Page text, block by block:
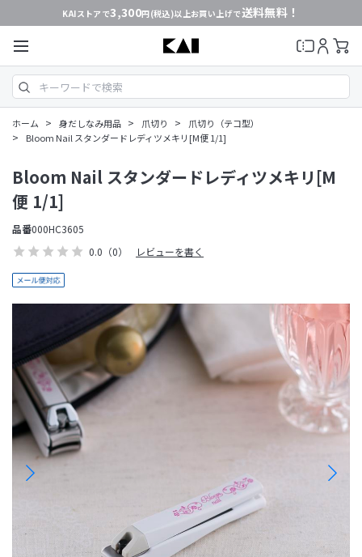
KAIストアで3,300円(税込)以上お買い上げで送料無料！
ホーム > 身だしなみ用品 > 爪切り > 爪切り（テコ型）
> Bloom Nail スタンダードレディツメキリ[M便 1/1]
0.0 （0） レビューを書く
Bloom Nail スタンダードレディツメキリ[M
便 1/1]
品番000HC3605